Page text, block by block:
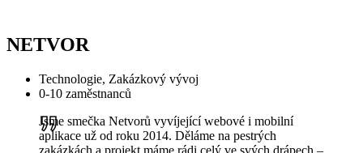
NETVOR
Technologie, Zakázkový vývoj
0-10 zaměstnanců
Jsme smečka Netvorů vyvíjející webové i mobilní
aplikace už od roku 2014. Děláme na pestrých